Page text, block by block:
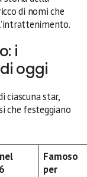
di nomi che
i
oggi
ciascuna star,
che festeggiano
Famoso
per